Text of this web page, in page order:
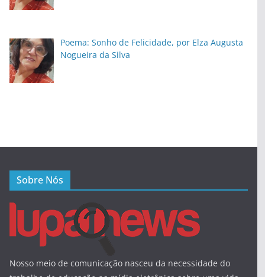
Poema: Sonho de Felicidade, por Elza Augusta
Nogueira da Silva
Sobre Nós
Nosso meio de comunicação nasceu da necessidade do